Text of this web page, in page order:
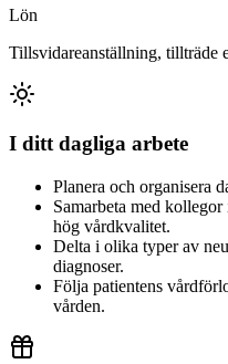
Lön
Tillsvidareanställning, tillträde
I ditt dagliga arbete
Planera och organisera
Samarbeta med
hög vårdkvalitet.
Delta i olika typer av
diagnoser.
Följa patientens
vården.